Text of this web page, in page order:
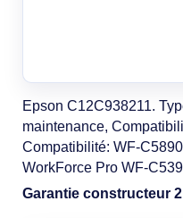
Epson C12C938211.
maintenance,
Compatibilité: WF-
WorkForce Pro WF-
Garantie constructeur